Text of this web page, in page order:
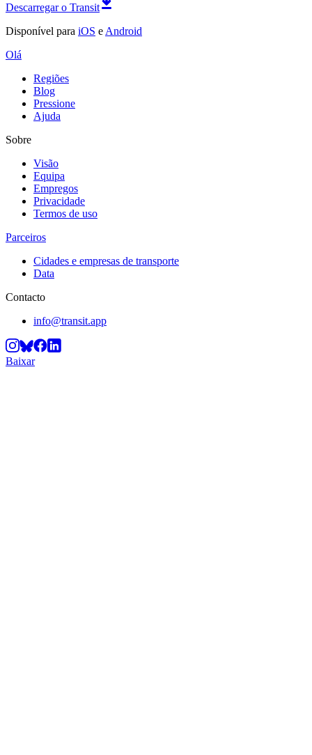
Descarregar o Transit
Disponível para iOS e Android
Olá
Regiões
Blog
Pressione
Ajuda
Sobre
Visão
Equipa
Empregos
Privacidade
Termos de uso
Parceiros
Cidades e empresas de transporte
Data
Contacto
info@transit.app
Baixar